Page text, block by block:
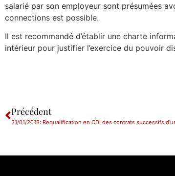
salarié par son employeur sont présumées
connections est possible.
Il est recommandé d’établir une charte
intérieur pour justifier l’exercice du pouvoir
Précédent
31/01/2018: Requalification en CDI des contrats successifs